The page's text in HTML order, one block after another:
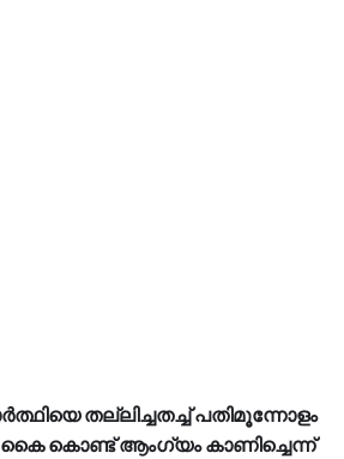
തല്ലിച്ചതച്ച് പതിമൂന്നോളം
കൈ കൊണ്ട് ആംഗ്യം കാണിച്ചെന്ന്